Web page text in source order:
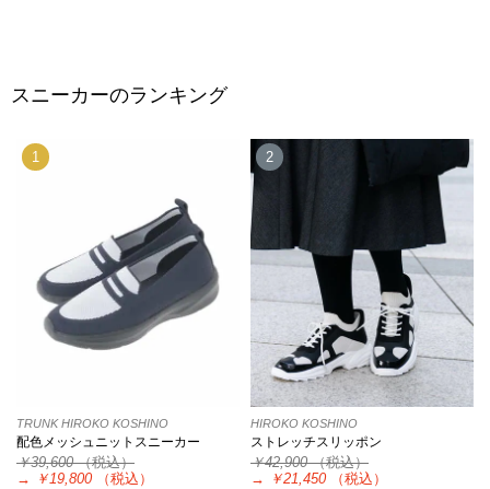
スニーカーのランキング
1
TRUNK HIROKO KOSHINO
配色メッシュニットスニーカー
￥39,600（税込）
→
￥19,800 （税込）
2
HIROKO KOSHINO
ストレッチスリッポン
￥42,900（税込）
→
￥21,450 （税込）